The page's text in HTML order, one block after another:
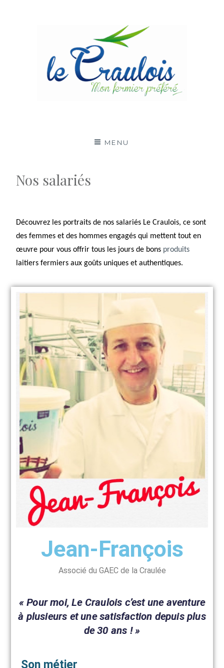
MENU
Nos salariés
Découvrez les portraits de nos salariés Le Craulois, ce sont
des femmes et des hommes engagés qui mettent tout en
œuvre pour vous offrir tous les jours de bons produits
laitiers fermiers aux goûts uniques et authentiques.
Jean-François
Associé du GAEC de la Craulée
« Pour moi, Le Craulois c’est une aventure
à plusieurs et une satisfaction depuis plus
de 30 ans ! »
Son métier